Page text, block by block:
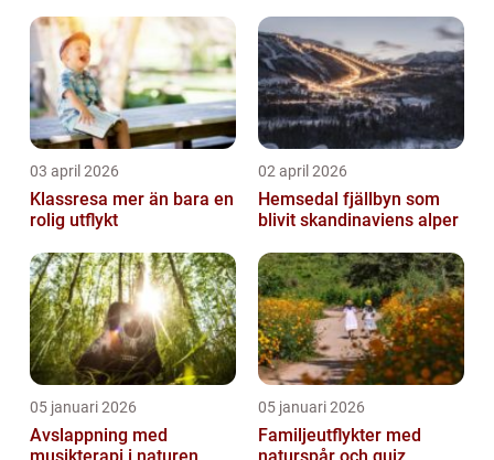
03 april 2026
Klassresa mer än bara en
rolig utflykt
02 april 2026
Hemsedal fjällbyn som
blivit skandinaviens alper
05 januari 2026
Avslappning med
05 januari 2026
Familjeutflykter med